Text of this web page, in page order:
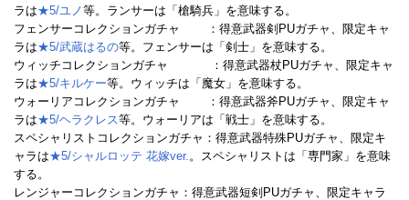
ラは★5/ユノ等。ランサーは「槍騎兵」を意味する。
フェンサーコレクションガチャ ：得意武器剣PUガチャ、限定キャ
ラは★5/武蔵はるの等。フェンサーは「剣士」を意味する。
ウィッチコレクションガチャ ：得意武器杖PUガチャ、限定キャ
ラは★5/キルケー等。ウィッチは「魔女」を意味する。
ウォーリアコレクションガチャ ：得意武器斧PUガチャ、限定キャ
ラは★5/ヘラクレス等。ウォーリアは「戦士」を意味する。
スペシャリストコレクションガチャ：得意武器特殊PUガチャ、限定キ
ャラは★5/シャルロッテ 花嫁ver.。スペシャリストは「専門家」を意味
する。
レンジャーコレクションガチャ：得意武器短剣PUガチャ、限定キャラ